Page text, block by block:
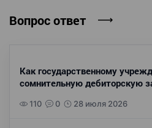
Вопрос ответ
Как государственному
сомнительную дебиторскую
110 0 28 июля 2026